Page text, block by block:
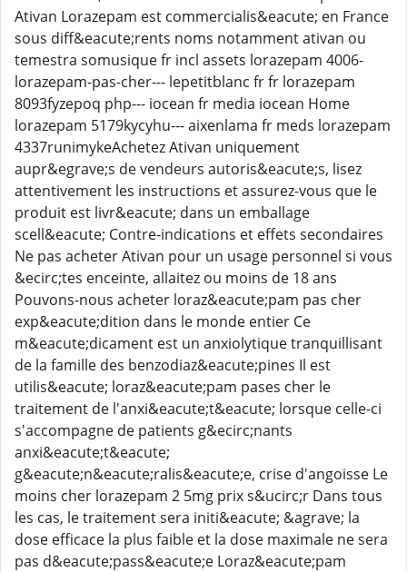
Ativan Lorazepam est commercialis&eacute; en France
sous diff&eacute;rents noms notamment ativan ou
temestra somusique fr incl assets lorazepam 4006-
lorazepam-pas-cher--- lepetitblanc fr fr lorazepam
8093fyzepoq php--- iocean fr media iocean Home
lorazepam 5179kycyhu--- aixenlama fr meds lorazepam
4337runimykeAchetez Ativan uniquement
aupr&egrave;s de vendeurs autoris&eacute;s, lisez
attentivement les instructions et assurez-vous que le
produit est livr&eacute; dans un emballage
scell&eacute; Contre-indications et effets secondaires
Ne pas acheter Ativan pour un usage personnel si vous
&ecirc;tes enceinte, allaitez ou moins de 18 ans
Pouvons-nous acheter loraz&eacute;pam pas cher
exp&eacute;dition dans le monde entier Ce
m&eacute;dicament est un anxiolytique tranquillisant
de la famille des benzodiaz&eacute;pines Il est
utilis&eacute; loraz&eacute;pam pases cher le
traitement de l'anxi&eacute;t&eacute; lorsque celle-ci
s'accompagne de patients g&ecirc;nants
anxi&eacute;t&eacute;
g&eacute;n&eacute;ralis&eacute;e, crise d'angoisse Le
moins cher lorazepam 2 5mg prix s&ucirc;r Dans tous
les cas, le traitement sera initi&eacute; &agrave; la
dose efficace la plus faible et la dose maximale ne sera
pas d&eacute;pass&eacute;e Loraz&eacute;pam